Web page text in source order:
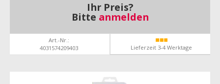
Ihr Preis?
Bitte anmelden
Art.-Nr.:
4031574209403
Lieferzeit 3-4 Werktage